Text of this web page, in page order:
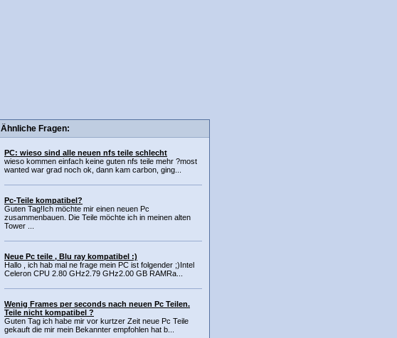
Ähnliche Fragen:
PC: wieso sind alle neuen nfs teile schlecht
wieso kommen einfach keine guten nfs teile mehr ?most
wanted war grad noch ok, dann kam carbon, ging...
Pc-Teile kompatibel?
Guten Tag!Ich möchte mir einen neuen Pc
zusammenbauen. Die Teile möchte ich in meinen alten
Tower ...
Neue Pc teile , Blu ray kompatibel :)
Hallo , ich hab mal ne frage mein PC ist folgender ;)Intel
Celeron CPU 2.80 GHz2.79 GHz2.00 GB RAMRa...
Wenig Frames per seconds nach neuen Pc Teilen.
Teile nicht kompatibel ?
Guten Tag ich habe mir vor kurtzer Zeit neue Pc Teile
gekauft die mir mein Bekannter empfohlen hat b...